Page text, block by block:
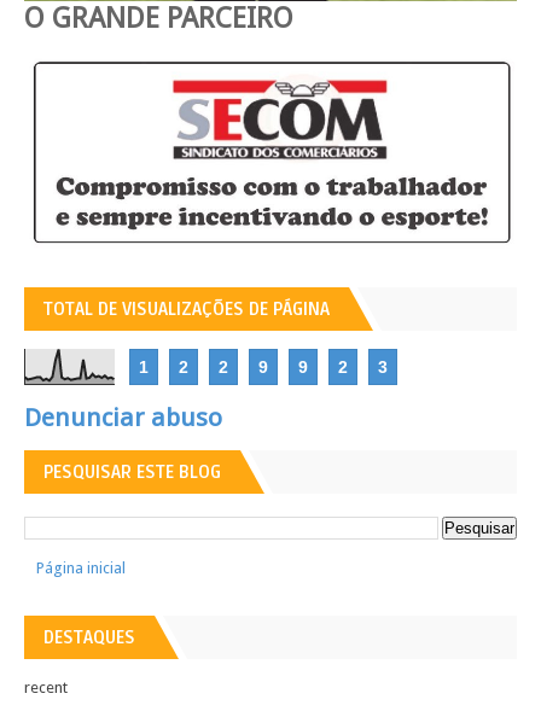
O GRANDE PARCEIRO
TOTAL DE VISUALIZAÇÕES DE PÁGINA
1 2 2 9 9 2 3
Denunciar abuso
PESQUISAR ESTE BLOG
Página inicial
DESTAQUES
recent